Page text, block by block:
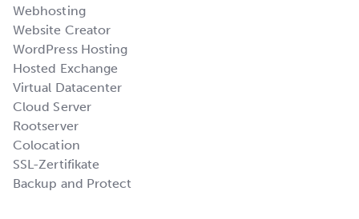
Webhosting
Website Creator
WordPress Hosting
Hosted Exchange
Virtual Datacenter
Cloud Server
Rootserver
Colocation
SSL-Zertifikate
Backup and Protect